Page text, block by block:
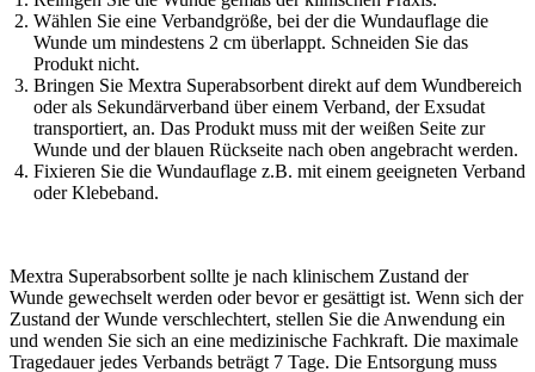
Wählen Sie eine Verbandgröße, bei der die Wundauflage die
Wunde um mindestens 2 cm überlappt. Schneiden Sie das
Produkt nicht.
Bringen Sie Mextra Superabsorbent direkt auf dem Wundbereich
oder als Sekundärverband über einem Verband, der Exsudat
transportiert, an. Das Produkt muss mit der weißen Seite zur
Wunde und der blauen Rückseite nach oben angebracht werden.
Fixieren Sie die Wundauflage z.B. mit einem geeigneten Verband
oder Klebeband.
Mextra Superabsorbent sollte je nach klinischem Zustand der
Wunde gewechselt werden oder bevor er gesättigt ist. Wenn sich der
Zustand der Wunde verschlechtert, stellen Sie die Anwendung ein
und wenden Sie sich an eine medizinische Fachkraft. Die maximale
Tragedauer jedes Verbands beträgt 7 Tage. Die Entsorgung muss